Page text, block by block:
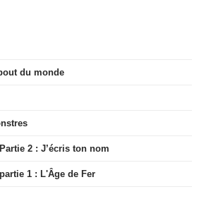
du monde
2 : J’écris ton nom
1 : L'Âge de Fer